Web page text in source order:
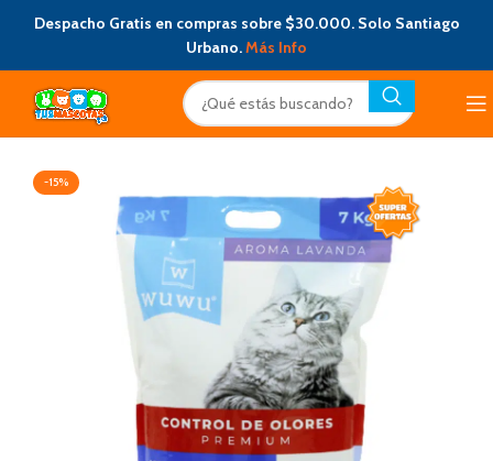
Despacho Gratis en compras sobre $30.000. Solo Santiago
Urbano.Más Info
-15%